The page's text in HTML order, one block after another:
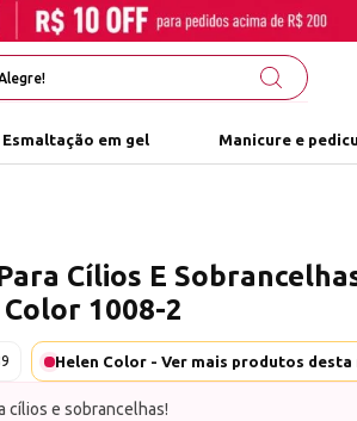
Esmaltação em gel Manicure e
Cílios E
1008-2
cílios e sobrancelhas!